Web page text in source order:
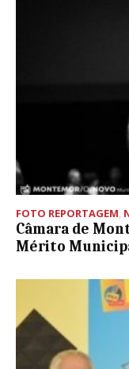
FOTO REPORTAGEM,
Câmara de
Mérito